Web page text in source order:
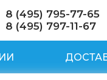
8 (495) 795-77-65
8 (495) 797-11-67